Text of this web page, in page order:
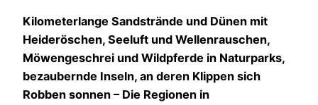
Kilometerlange Sandstrände und Dünen mit
Heideröschen, Seeluft und Wellenrauschen,
Möwengeschrei und Wildpferde in Naturparks,
bezaubernde Inseln, an deren Klippen sich
Robben sonnen – Die Regionen in